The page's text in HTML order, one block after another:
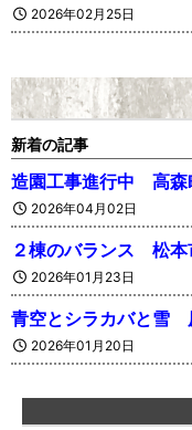
2026年02月25日
新着の記事
造園工事進行中 高森
2026年04月02日
２棟のバランス 松本
2026年01月23日
青空とシラカバと雪
2026年01月20日